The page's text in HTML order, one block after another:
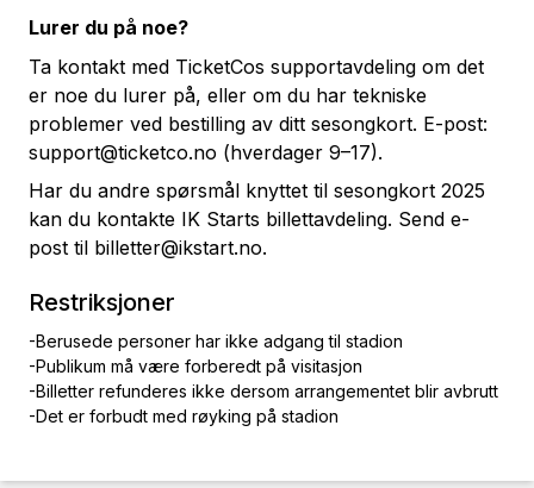
Lurer du på noe?
Ta kontakt med TicketCos supportavdeling om det
er noe du lurer på, eller om du har tekniske
problemer ved bestilling av ditt sesongkort. E-post:
support@ticketco.no (hverdager 9–17).
Har du andre spørsmål knyttet til sesongkort 2025
kan du kontakte IK Starts billettavdeling. Send e-
post til billetter@ikstart.no.
Restriksjoner
-Berusede personer har ikke adgang til stadion
-Publikum må være forberedt på visitasjon
-Billetter refunderes ikke dersom arrangementet blir avbrutt
-Det er forbudt med røyking på stadion